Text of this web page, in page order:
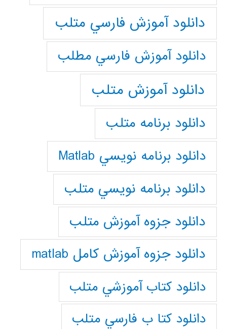
دانلود آموزش فارسي متلب
دانلود آموزش فارسي مطلب
دانلود آموزش متلب
دانلود برنامه متلب
دانلود برنامه نويسي Matlab
دانلود برنامه نويسي متلب
دانلود جزوه آموزش متلب
دانلود جزوه آموزش کامل matlab
دانلود كتاب آموزشي متلب
دانلود كتا ب فارسي متلب